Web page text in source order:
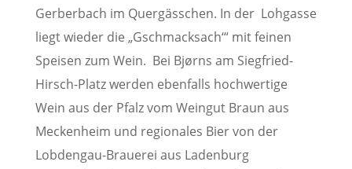
Gerberbach im Quergässchen. In der Lohgasse
liegt wieder die „Gschmacksach‘“ mit feinen
Speisen zum Wein. Bei Bjørns am Siegfried-
Hirsch-Platz werden ebenfalls hochwertige
Wein aus der Pfalz vom Weingut Braun aus
Meckenheim und regionales Bier von der
Lobdengau-Brauerei aus Ladenburg